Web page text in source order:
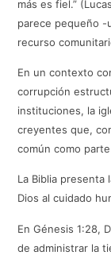
más es fiel.”
parece pequeño -
recurso
En un contexto
corrupción
instituciones, la
creyentes que,
común como
La Biblia presenta
Dios al cuidado
En Génesis 1:28,
de administrar la